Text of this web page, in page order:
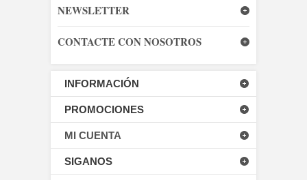
NEWSLETTER
CONTACTE CON NOSOTROS
INFORMACIÓN
PROMOCIONES
MI CUENTA
SIGANOS